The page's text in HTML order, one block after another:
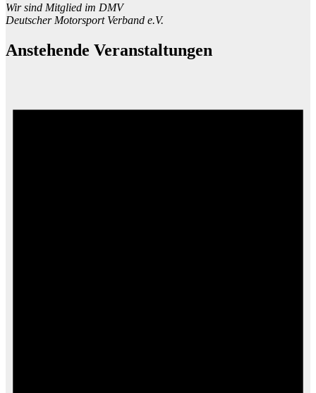
Wir sind Mitglied im DMV
Deutscher Motorsport Verband e.V.
Anstehende Veranstaltungen